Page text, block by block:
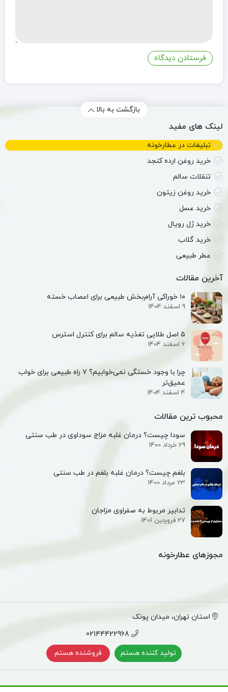
بازگشت به بالا
لینک های مفید
تبلیغات در عطارخونه
خرید روغن ارده کنجد
تنقلات سالم
خرید روغن زیتون
خرید عسل
خرید ژل رویال
خرید گلاب
عطر طبیعی
آخرین مقالات
۱۰ خوراکی آرام‌بخش طبیعی برای اعصاب خسته
9 اسفند 1404
۵ اصل طلایی تغذیه سالم برای کنترل استرس
6 اسفند 1404
چرا با وجود خستگی نمی‌خوابیم؟ ۷ راه طبیعی برای خواب
عمیق‌تر
4 اسفند 1404
محبوب ترین مقالات
سودا چیست؟ درمان غلبه مزاج سوداوی در طب سنتی
29 خرداد 1400
بلغم چیست؟ درمان غلبه بلغم در طب سنتی
23 مرداد 1400
تدابیر مربوط به صفراوی مزاجان
27 فروردین 1401
مجوزهای عطارخونه
استان تهران، میدان پونک
02144422968
تولید کننده هستم
فروشنده هستم